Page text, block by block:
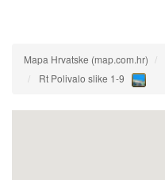
Mapa Hrvatske (map.com.hr)
Rt Polivalo slike 1-9